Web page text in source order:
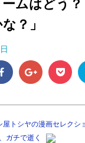
ムはどう
？」
屋トシヤの漫画セレクシ
ガチで逝く